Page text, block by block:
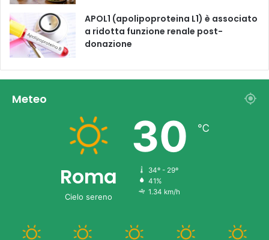
APOL1 (apolipoproteina L1) è associato
a ridotta funzione renale post-
donazione
Meteo
Roma
Cielo sereno
30 ℃
34º - 29º
41%
1.34 km/h